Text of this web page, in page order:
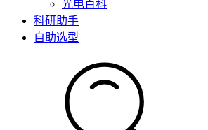
光电百科
科研助手
自助选型